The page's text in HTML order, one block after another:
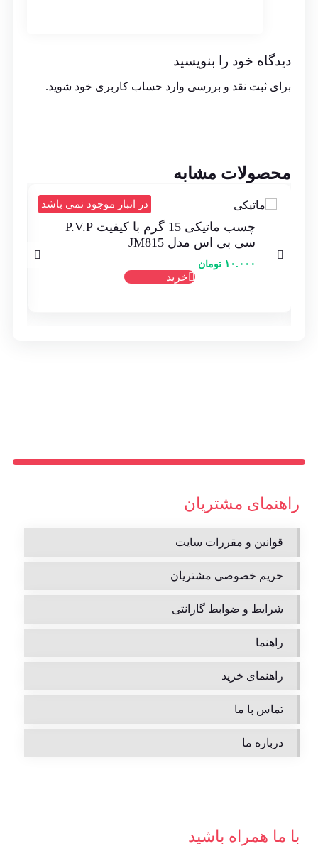
دیدگاه خود را بنویسید
برای ثبت نقد و بررسی وارد حساب کاربری خود شوید.
محصولات مشابه
در انبار موجود نمی باشد
چسب ماتیکی 15 گرم با كيفيت P.V.P
سی بی اس مدل JM815
۱۰.۰۰۰ تومان
خرید
راهنمای مشتریان
قوانین و مقررات سایت
حریم خصوصی مشتریان
شرایط و ضوابط گارانتی
راهنما
راهنمای خرید
تماس با ما
درباره ما
با ما همراه باشید